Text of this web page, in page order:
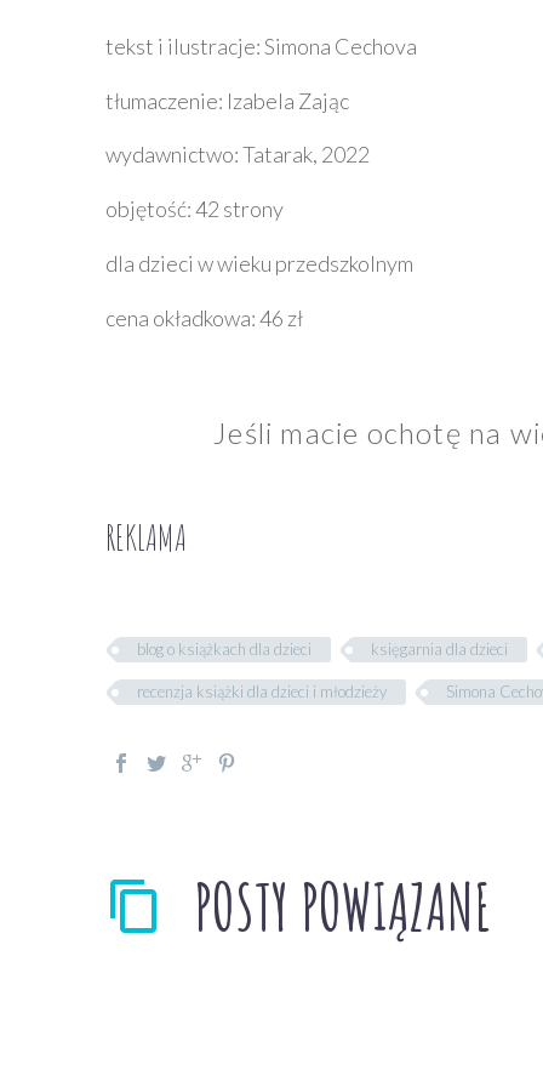
tekst i ilustracje: Simona Cechova
tłumaczenie: Izabela Zając
wydawnictwo: Tatarak, 2022
objętość: 42 strony
dla dzieci w wieku przedszkolnym
cena okładkowa: 46 zł
Jeśli macie ochotę na
REKLAMA
blog o książkach dla dzieci księgarnia dla dzieci
recenzja książki dla dzieci i młodzieży Simona
POSTY POWIĄZANE